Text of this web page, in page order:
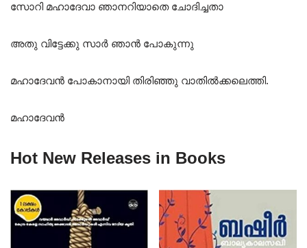
സോറി മഹാദേവാ ഞാനറിയാതെ ചോദിച്ചതാ
അതു വിട്ടേക്കു സാർ ഞാൻ പോകുന്നു
മഹാദേവൻ പോകാനായി തിരിഞ്ഞു വാതിൽക്കലെത്തി.
മഹാദേവൻ
Hot New Releases in Books